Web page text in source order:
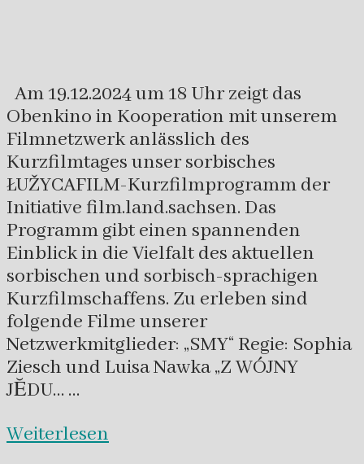
Am 19.12.2024 um 18 Uhr zeigt das
Obenkino in Kooperation mit unserem
Filmnetzwerk anlässlich des
Kurzfilmtages unser sorbisches
ŁUŽYCAFILM-Kurzfilmprogramm der
Initiative film.land.sachsen. Das
Programm gibt einen spannenden
Einblick in die Vielfalt des aktuellen
sorbischen und sorbisch-sprachigen
Kurzfilmschaffens. Zu erleben sind
folgende Filme unserer
Netzwerkmitglieder: „SMY“ Regie: Sophia
Ziesch und Luisa Nawka „Z WÓJNY
JĔDU… …
Weiterlesen